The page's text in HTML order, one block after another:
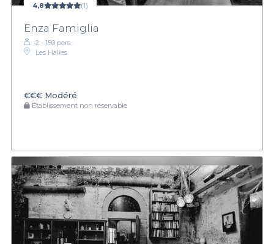
4,8 (1)
Enza Famiglia
2 - 150 pers.
Les Halles
€€€ Modéré
Établissement non réservable